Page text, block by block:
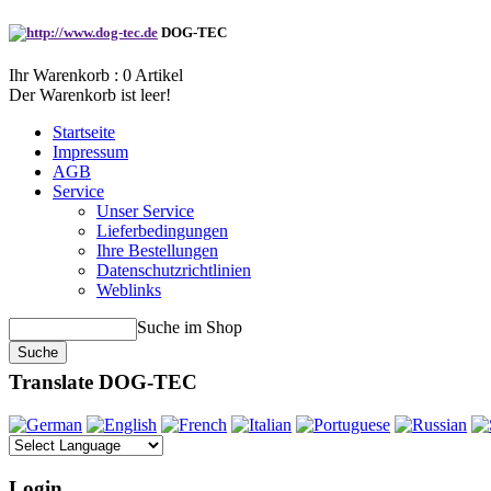
DOG-TEC
Ihr Warenkorb : 0 Artikel
Der Warenkorb ist leer!
Startseite
Impressum
AGB
Service
Unser Service
Lieferbedingungen
Ihre Bestellungen
Datenschutzrichtlinien
Weblinks
Suche im Shop
Translate DOG-TEC